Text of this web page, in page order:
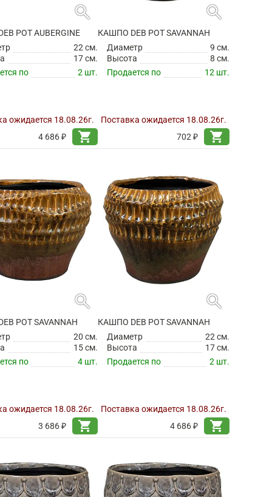
search
POT AUBERGINE
22 см.
17 см.
по
2 шт.
ожидается 18.08.26г.
4 686 ₽
shopping_cart
search
КАШПО DEB POT SAVANNAH
Диаметр
9 см.
Высота
8 см.
Продается по
12 шт.
Поставка ожидается 18.08.26г.
702 ₽
shopping_cart
search
POT SAVANNAH
20 см.
15 см.
по
4 шт.
ожидается 18.08.26г.
3 686 ₽
shopping_cart
search
КАШПО DEB POT SAVANNAH
Диаметр
22 см.
Высота
17 см.
Продается по
2 шт.
Поставка ожидается 18.08.26г.
4 686 ₽
shopping_cart